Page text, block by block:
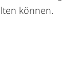
können.